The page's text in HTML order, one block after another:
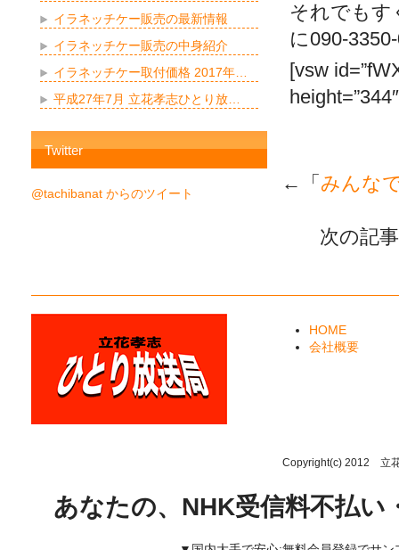
それでもす
に090-
[vsw
←「 みんな
次の記
イラネッチケー販売の最新情報
イラネッチケー販売の中身紹介
イラネッチケー取付価格 2017年…
平成27年7月 立花孝志ひとり放…
Twitter
@tachibanat からのツイート
HOME
会社概要
Copyright(c) 2012 立
あなたの、NHK受信料不払